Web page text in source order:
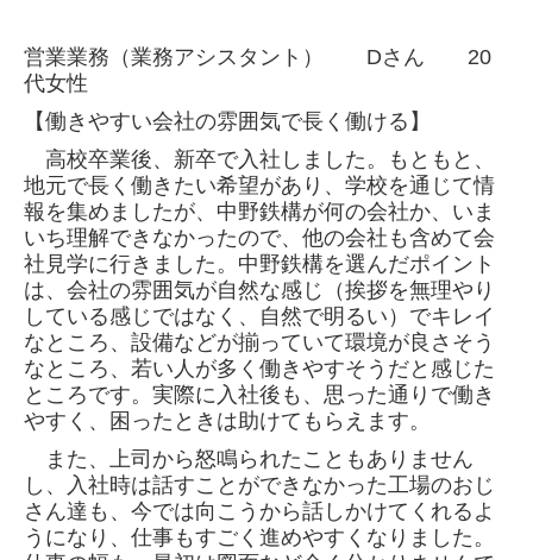
営業業務（業務アシスタント） Dさん 20
代女性
【働きやすい会社の雰囲気で長く働ける】
高校卒業後、新卒で入社しました。もともと、
地元で長く働きたい希望があり、学校を通じて情
報を集めましたが、中野鉄構が何の会社か、いま
いち理解できなかったので、他の会社も含めて会
社見学に行きました。中野鉄構を選んだポイント
は、会社の雰囲気が自然な感じ（挨拶を無理やり
している感じではなく、自然で明るい）でキレイ
なところ、設備などが揃っていて環境が良さそう
なところ、若い人が多く働きやすそうだと感じた
ところです。実際に入社後も、思った通りで働き
やすく、困ったときは助けてもらえます。
また、上司から怒鳴られたこともありません
し、入社時は話すことができなかった工場のおじ
さん達も、今では向こうから話しかけてくれるよ
うになり、仕事もすごく進めやすくなりました。